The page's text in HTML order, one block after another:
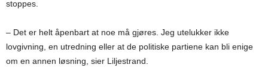
stoppes.
– Det er helt åpenbart at noe må gjøres. Jeg utelukker ikke
lovgivning, en utredning eller at de politiske partiene kan bli enige
om en annen løsning, sier Liljestrand.